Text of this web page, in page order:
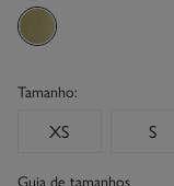
Tamanho:
XS S
Guia de tamanhos